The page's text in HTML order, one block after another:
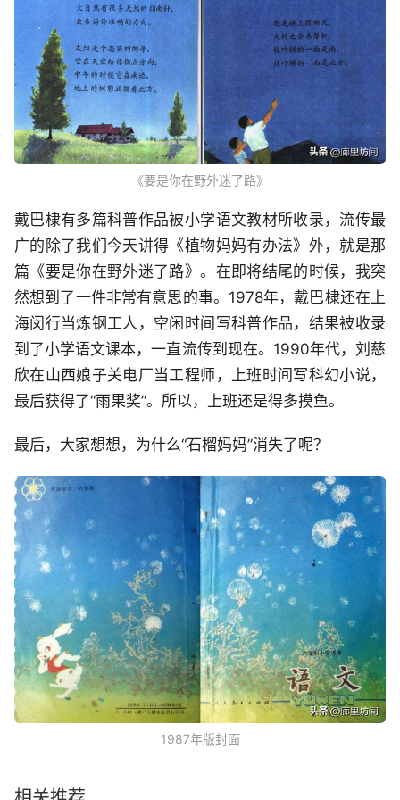
《要是你在野外迷了路》
戴巴棣有多篇科普作品被小学语文教材所收录，流传最
广的除了我们今天讲得《植物妈妈有办法》外，就是那
篇《要是你在野外迷了路》。在即将结尾的时候，我突
然想到了一件非常有意思的事。1978年，戴巴棣还在上
海闵行当炼钢工人，空闲时间写科普作品，结果被收录
到了小学语文课本，一直流传到现在。1990年代，刘慈
欣在山西娘子关电厂当工程师，上班时间写科幻小说，
最后获得了“雨果奖”。所以，上班还是得多摸鱼。
最后，大家想想，为什么“石榴妈妈”消失了呢？
1987年版封面